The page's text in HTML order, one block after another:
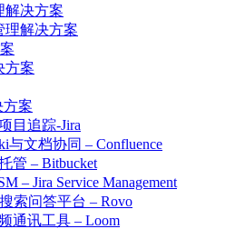
解决方案
理解决方案
方案
方案
目追踪-Jira
与文档协同 – Confluence
管 – Bitbucket
– Jira Service Management
索问答平台 – Rovo
通讯工具 – Loom